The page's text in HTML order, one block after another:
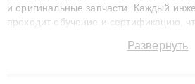
и оригинальные запчасти. Каждый
проходит обучение и сертификацию,
сохранением гарантии до 3 лет. Наши
Развернуть